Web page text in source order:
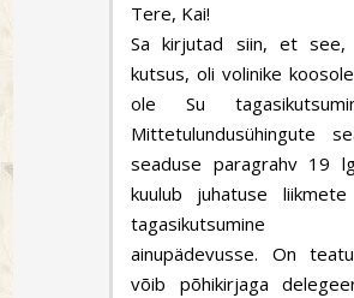
Tere, Kai!
Sa kirjutad siin, et see,
kutsus, oli volinike
ole Su
Mittetulundusühingute
seaduse paragrahv 19
kuulub juhatuse
tagasikutsumine
ainupädevusse. On
võib põhikirjaga